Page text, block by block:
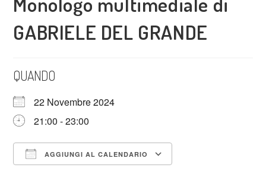
GABRIELE DEL GRANDE
QUANDO
22 Novembre 2024
21:00 - 23:00
AGGIUNGI AL CALENDARIO